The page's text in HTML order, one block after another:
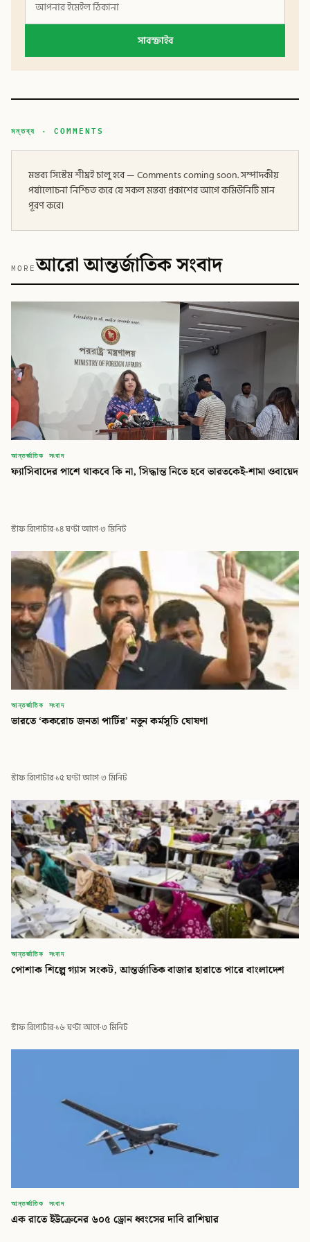
সাবস্ক্রাইব
মন্তব্য · COMMENTS
মন্তব্য সিস্টেম শীঘ্রই চালু হবে — Comments coming soon. সম্পাদকীয়
পর্যালোচনা নিশ্চিত করে যে সকল মন্তব্য প্রকাশের আগে কমিউনিটি মান
পূরণ করে।
MOREআরো আন্তর্জাতিক সংবাদ
আন্তর্জাতিক সংবাদ
ফ্যাসিবাদের পাশে থাকবে কি না, সিদ্ধান্ত নিতে হবে ভারতকেই-শামা ওবায়েদ
স্টাফ রিপোর্টার·১৪ ঘণ্টা আগে·৩ মিনিট
আন্তর্জাতিক সংবাদ
ভারতে ‘ককরোচ জনতা পার্টির’ নতুন কর্মসূচি ঘোষণা
স্টাফ রিপোর্টার·১৫ ঘণ্টা আগে·৩ মিনিট
আন্তর্জাতিক সংবাদ
পোশাক শিল্পে গ্যাস সংকট, আন্তর্জাতিক বাজার হারাতে পারে বাংলাদেশ
স্টাফ রিপোর্টার·১৬ ঘণ্টা আগে·৩ মিনিট
আন্তর্জাতিক সংবাদ
এক রাতে ইউক্রেনের ৬০৫ ড্রোন ধ্বংসের দাবি রাশিয়ার